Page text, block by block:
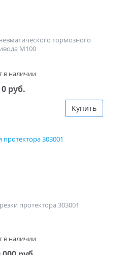
тормозного
М100
в наличии
0 руб.
Купить
протектора 303001
в наличии